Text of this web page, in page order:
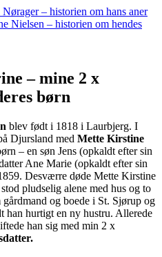
– historien om hans aner
Nielsen – historien om hendes
– mine 2 x
børn
blev født i 1818 i Laurbjerg. I
Djursland med Mette Kirstine
– en søn Jens (opkaldt efter sin
Ane Marie (opkaldt efter sin
Desværre døde Mette Kirstine
pludselig alene med hus og to
og boede i St. Sjørup og
han hurtigt en ny hustru. Allerede
han sig med min 2 x